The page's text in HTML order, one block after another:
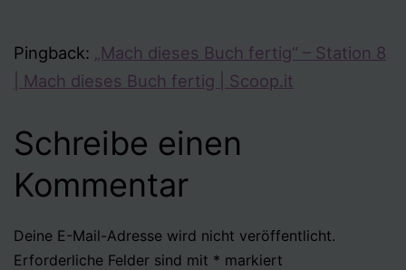
Pingback: „Mach dieses Buch fertig“ – Station 8
| Mach dieses Buch fertig | Scoop.it
Schreibe einen
Kommentar
Deine E-Mail-Adresse wird nicht veröffentlicht.
Erforderliche Felder sind mit * markiert